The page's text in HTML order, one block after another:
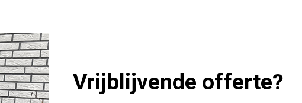
Vrijblijvende offerte?